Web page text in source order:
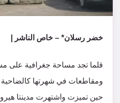
خضر رسلان* – خاص الناشر |
قلما تجد مساحة جغرافية على
ومقاطعات في شهرتها كالضاحية
حين تميزت واشتهرت مدينتا